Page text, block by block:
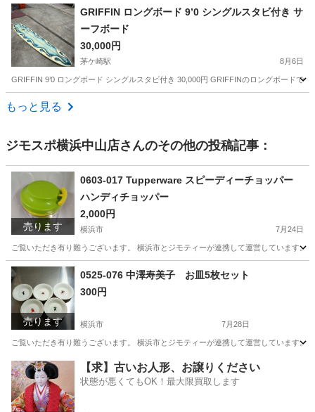
神奈川 横浜市 キャディバッグ
GRIFFIN ロングボード 9’0 シングルスタビ付き サ
ーフボード
30,000円
茅ケ崎駅 8月6日
GRIFFIN 9’0 ロングボード シングルスタビ付き 30,000円 GRIFFINのロングボードで
神奈川 茅ヶ崎市
もっと見る
ジモスポ横浜中山店さんのその他の投稿記事：
売ります
0603-017 Tupperware スピーディーチョッパー
ハンディチョッパー
2,000円
横浜市 7月24日
ご覧いただき有り難うございます。 横浜市とジモティーが連携して運営していま
神奈川 横浜市 リユース
売ります
0525-076 中澤寿美子 お皿5枚セット
300円
横浜市 7月28日
ご覧いただき有り難うございます。 横浜市とジモティーが連携して運営していま
神奈川 食器 リユース
【求】古いお人形、お譲りください
状態が悪くてもOK！最大限買取します